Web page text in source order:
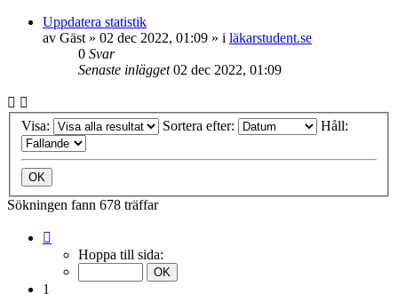
Uppdatera statistik
av Gäst » 02 dec 2022, 01:09 » i läkarstudent.se
0 Svar
Senaste inlägget02 dec 2022, 01:09
Visa: Sortera efter: Håll:
Sökningen fann 678 träffar
Hoppa till sida:
1